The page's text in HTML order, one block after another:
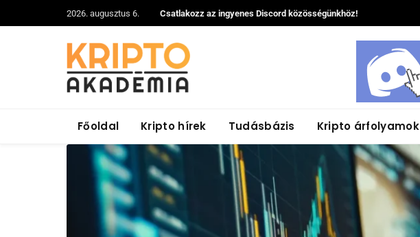
2026. augusztus 6. Csatlakozz az ingyenes Discord közösségünkhöz!
Főoldal Kripto hírek Tudásbázis Kripto árfolyamok